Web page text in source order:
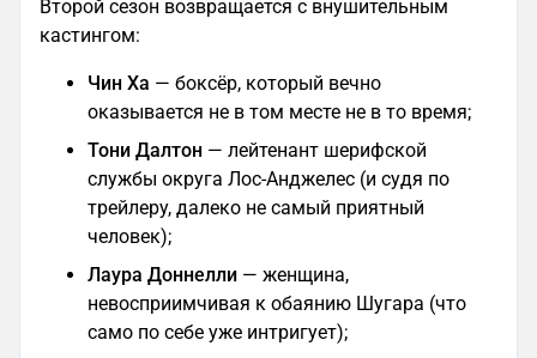
Второй сезон возвращается с внушительным
кастингом:
Чин Ха — боксёр, который вечно
оказывается не в том месте не в то время;
Тони Далтон — лейтенант шерифской
службы округа Лос-Анджелес (и судя по
трейлеру, далеко не самый приятный
человек);
Лаура Доннелли — женщина,
невосприимчивая к обаянию Шугара (что
само по себе уже интригует);